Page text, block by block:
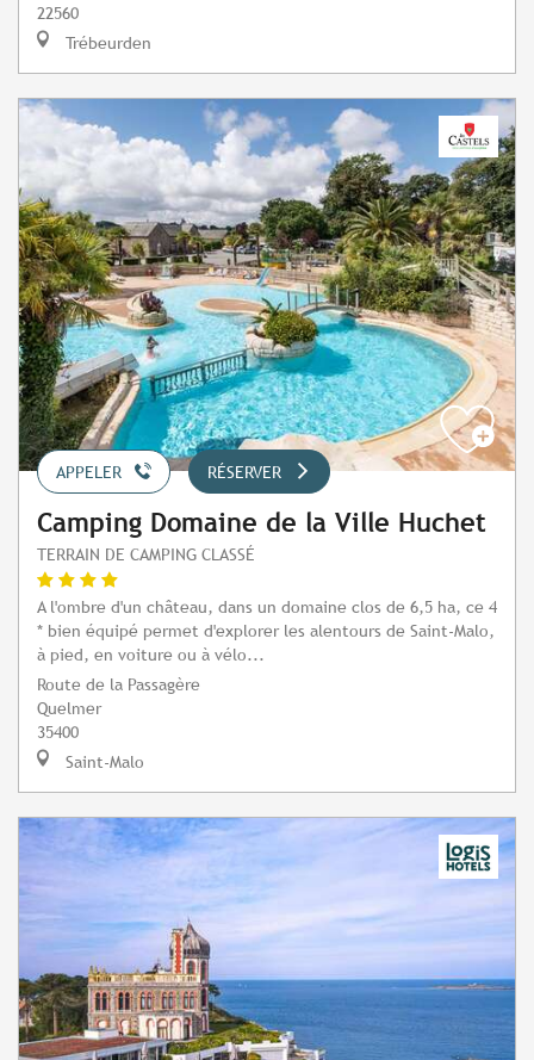
22560
Trébeurden
APPELER RÉSERVER
Camping Domaine de la Ville Huchet
TERRAIN DE CAMPING CLASSÉ
A l'ombre d'un château, dans un domaine clos de 6,5 ha, ce 4
* bien équipé permet d'explorer les alentours de Saint-Malo,
à pied, en voiture ou à vélo...
Route de la Passagère
Quelmer
35400
Saint-Malo